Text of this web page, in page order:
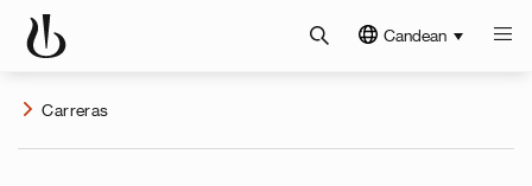
Candean
Carreras